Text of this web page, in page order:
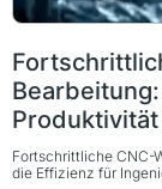
Produktivität
Fortschrittliche CNC-
die Effizienz für